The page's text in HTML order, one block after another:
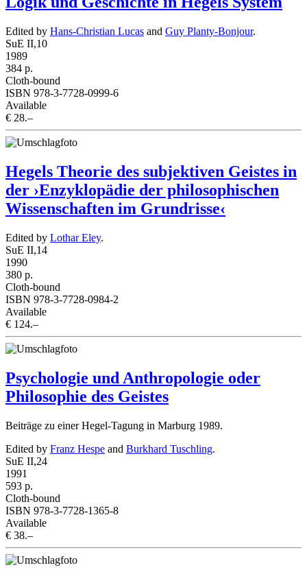
Edited by Hans-Christian Lucas and Guy Planty-Bonjour.
SuE II,10
1989
384 p.
Cloth-bound
ISBN 978-3-7728-0999-6
Available
€ 28.–
Hegels Theorie des subjektiven Geistes in
der ›Enzyklopädie der philosophischen
Wissenschaften im Grundrisse‹
Edited by Lothar Eley.
SuE II,14
1990
380 p.
Cloth-bound
ISBN 978-3-7728-0984-2
Available
€ 124.–
Psychologie und Anthropologie oder
Philosophie des Geistes
Beiträge zu einer Hegel-Tagung in Marburg 1989.
Edited by Franz Hespe and Burkhard Tuschling.
SuE II,24
1991
593 p.
Cloth-bound
ISBN 978-3-7728-1365-8
Available
€ 38.–